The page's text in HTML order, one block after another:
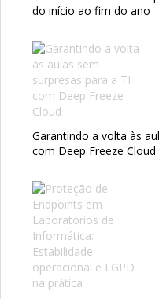
do início ao fim do ano
Garantindo a volta às
com Deep Freeze Cloud